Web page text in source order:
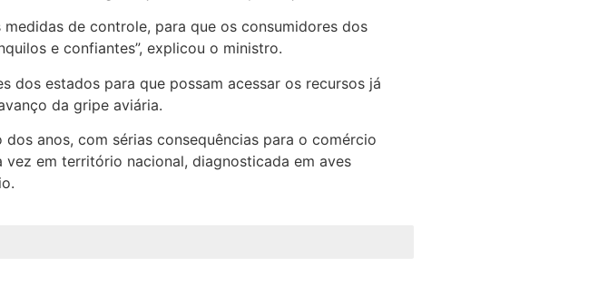
de controle, para que os consumidores dos
e confiantes”, explicou o ministro.
dos estados para que possam acessar os recursos já
da gripe aviária.
anos, com sérias consequências para o comércio
em território nacional, diagnosticada em aves